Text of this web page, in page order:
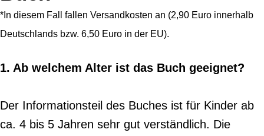
*In diesem Fall fallen Versandkosten an (2,90 Euro innerhalb
Deutschlands bzw. 6,50 Euro in der EU).
1. Ab welchem Alter ist das Buch geeignet?
Der Informationsteil des Buches ist für Kinder ab
ca. 4 bis 5 Jahren sehr gut verständlich. Die